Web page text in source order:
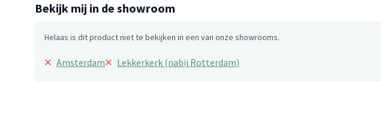
Bekijk mij in de showroom
Helaas is dit product niet te bekijken in een van onze showrooms.
× Amsterdam× Lekkerkerk (nabij Rotterdam)